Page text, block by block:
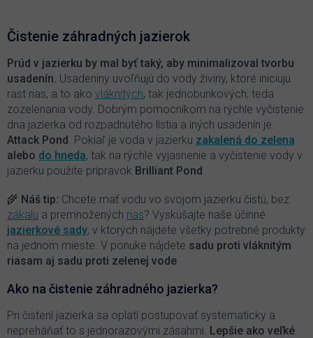
d
a
c
i
e
p
r
v
k
y
v
ý
i
s
u
Čistenie záhradných jazierok
Prúd v jazierku by mal byť taký, aby minimalizoval tvorbu
usadenín. Usadeniny uvoľňujú do vody živiny, ktoré iniciujú
rast rias, a to ako vláknitých, tak jednobunkových, teda
zozelenania vody. Dobrým pomocníkom na rýchle vyčistenie
dna jazierka od rozpadnutého lístia a iných usadenín je
Attack Pond. Pokiaľ je voda v jazierku zakalená do zelena
alebo do hneda, tak na rýchle vyjasnenie a vyčistenie vody v
jazierku použite prípravok Brilliant Pond.
🌾 Náš tip: Chcete mať vodu vo svojom jazierku čistú, bez
zákalu a premnožených rias? Vyskúšajte naše účinné
jazierkové sady, v ktorých nájdete všetky potrebné produkty
na jednom mieste. V ponuke nájdete sadu proti vláknitým
riasam aj sadu proti zelenej vode.
Ako na čistenie záhradného jazierka?
Pri čistení jazierka sa oplatí postupovať systematicky a
nepreháňať to s jednorazovými zásahmi. Lepšie ako veľké